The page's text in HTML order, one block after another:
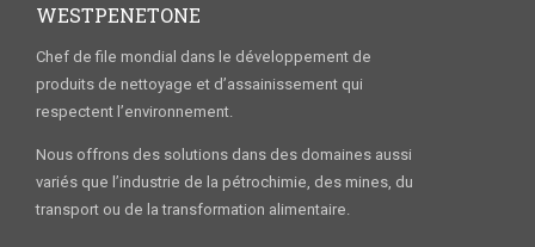
WESTPENETONE
Chef de file mondial dans le développement de
produits de nettoyage et d’assainissement qui
respectent l’environnement.
Nous offrons des solutions dans des domaines aussi
variés que l’industrie de la pétrochimie, des mines, du
transport ou de la transformation alimentaire.